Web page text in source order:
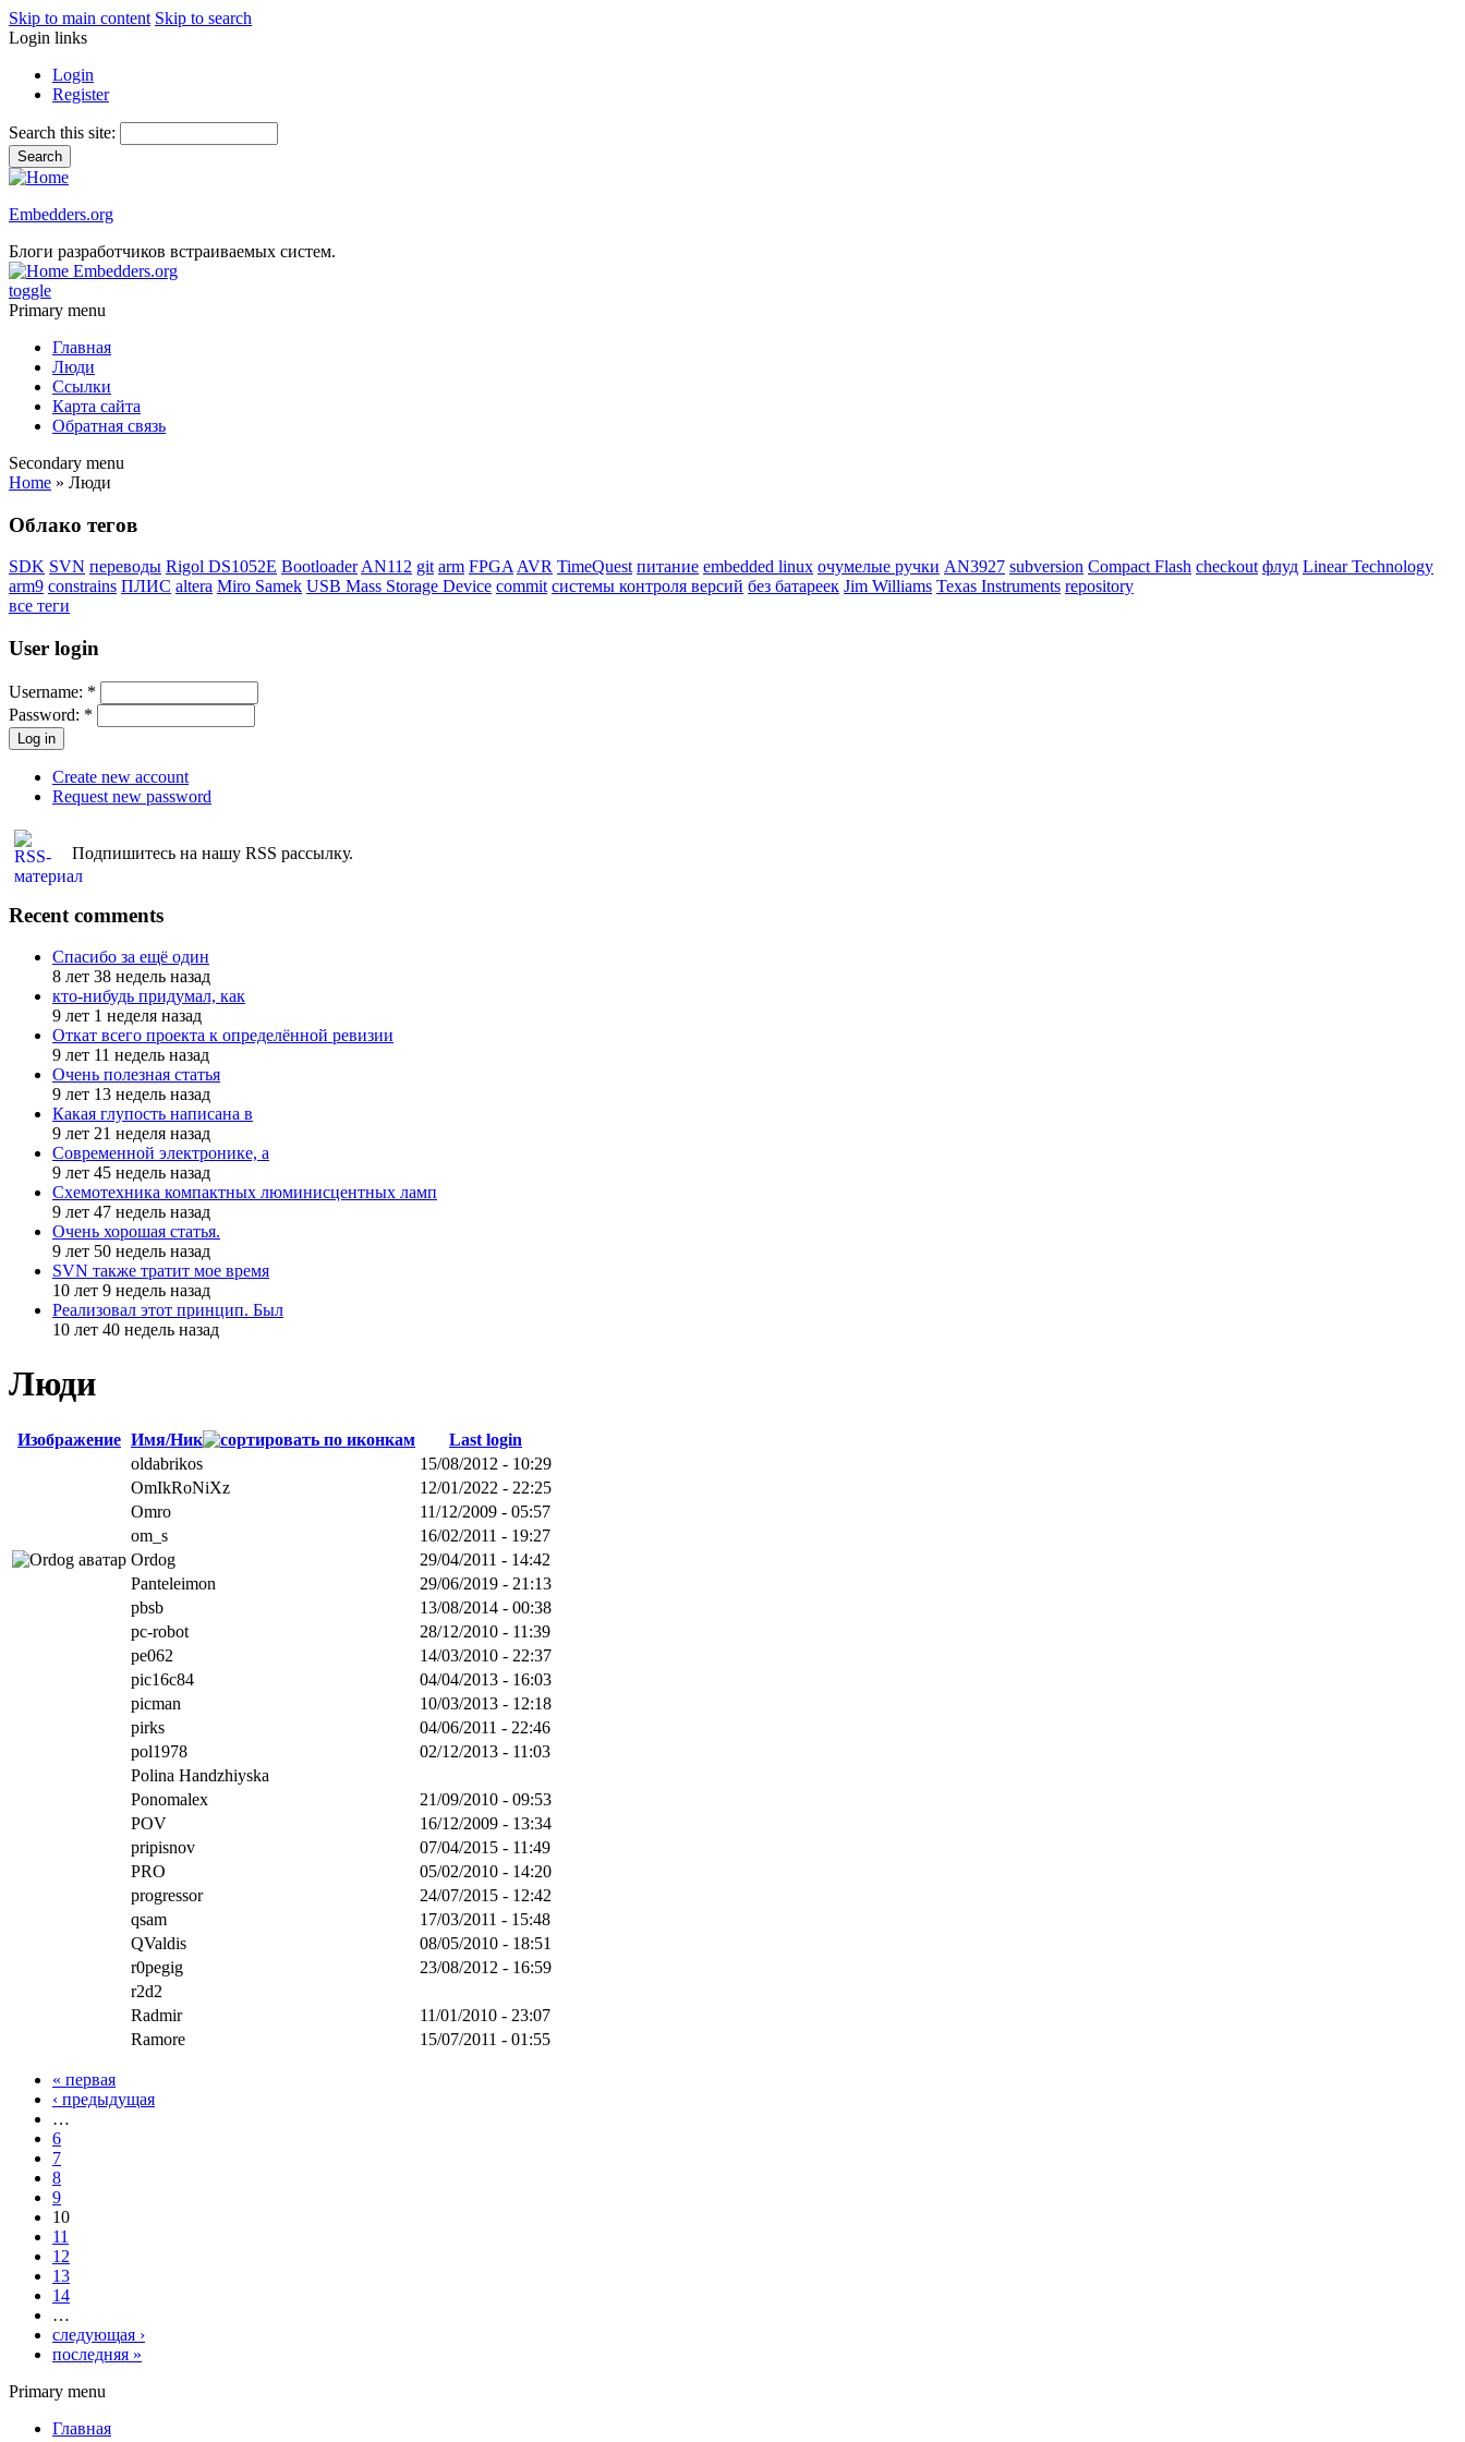
Skip to main content Skip to search
Login links
Login
Register
Search this site:
Embedders.org
Блоги разработчиков встраиваемых систем.
Embedders.org
toggle
Primary menu
Главная
Люди
Ссылки
Карта сайта
Обратная связь
Secondary menu
Home » Люди
Облако тегов
SDK SVN переводы Rigol DS1052E BootloaderAN112 git arm FPGAAVR TimeQuest питание embedded linux очумелые ручки AN3927 subversion Compact Flash checkout флуд Linear Technology
arm9 constrains ПЛИС altera Miro Samek USB Mass Storage Device commit системы контроля версий без батареек Jim Williams Texas Instruments repository
все теги
User login
Username: *
Password: *
Create new account
Request new password
Подпишитесь на нашу RSS рассылку.
Recent comments
Спасибо за ещё один
8 лет 38 недель назад
кто-нибудь придумал, как
9 лет 1 неделя назад
Откат всего проекта к определённой ревизии
9 лет 11 недель назад
Очень полезная статья
9 лет 13 недель назад
Какая глупость написана в
9 лет 21 неделя назад
Современной электронике, а
9 лет 45 недель назад
Схемотехника компактных люминисцентных ламп
9 лет 47 недель назад
Очень хорошая статья.
9 лет 50 недель назад
SVN также тратит мое время
10 лет 9 недель назад
Реализовал этот принцип. Был
10 лет 40 недель назад
Люди
Изображение Имя/Ник
Last login
oldabrikos
15/08/2012 - 10:29
OmIkRoNiXz
12/01/2022 - 22:25
Omro
11/12/2009 - 05:57
om_s
16/02/2011 - 19:27
Ordog
29/04/2011 - 14:42
Panteleimon
29/06/2019 - 21:13
pbsb
13/08/2014 - 00:38
pc-robot
28/12/2010 - 11:39
pe062
14/03/2010 - 22:37
pic16c84
04/04/2013 - 16:03
picman
10/03/2013 - 12:18
pirks
04/06/2011 - 22:46
pol1978
02/12/2013 - 11:03
Polina Handzhiyska
Ponomalex
21/09/2010 - 09:53
POV
16/12/2009 - 13:34
pripisnov
07/04/2015 - 11:49
PRO
05/02/2010 - 14:20
progressor
24/07/2015 - 12:42
qsam
17/03/2011 - 15:48
QValdis
08/05/2010 - 18:51
r0pegig
23/08/2012 - 16:59
r2d2
Radmir
11/01/2010 - 23:07
Ramore
15/07/2011 - 01:55
« первая
‹ предыдущая
…
6
7
8
9
10
11
12
13
14
…
следующая ›
последняя »
Primary menu
Главная